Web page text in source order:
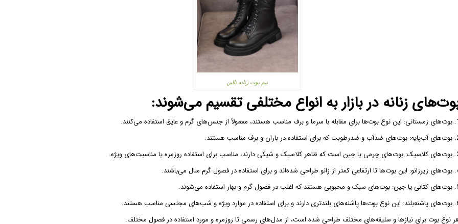
نیم بوت زنانه تالین
زنانه در بازار به انواع مختلفی تقسیم می‌شوند:
از جنس‌های گرم و عایق استفاده می‌کنند.
و برف مناسب هستند.
روزمره یا مناسبت‌های ویژه.
در فصول گرم سال می‌باشند.
و بهار استفاده می‌شوند.
و شب‌های مجلسی مناسب هستند.
نوع بوت برای نیازها و سلیقه‌های مختلف طراحی شده است، از مدل‌های رسمی تا روزمره و مورد استفاده در فصول مختلف.